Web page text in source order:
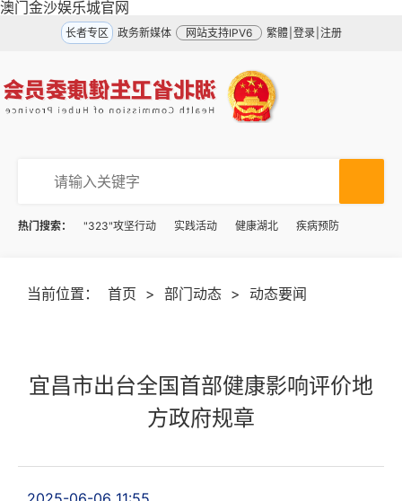
澳门金沙娱乐城官网
长者专区 政务新媒体 网站支持IPV6 繁體 登录 注册
热门搜索： "323"攻坚行动 实践活动 健康湖北 疾病预防
当前位置： 首页 > 部门动态 > 动态要闻
宜昌市出台全国首部健康影响评价地
方政府规章